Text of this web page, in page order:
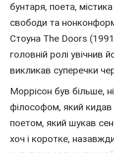
бунтаря, поета,
свободи та
Стоуна The Doors
головній ролі увічнив
викликав суперечки
Моррісон був більше,
філософом, який кидав
поетом, який шукав
хоч і коротке,